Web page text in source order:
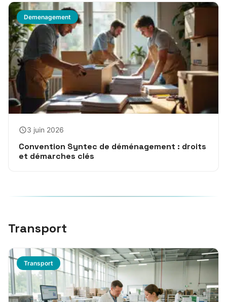
Demenagement
3 juin 2026
Convention Syntec de déménagement : droits
et démarches clés
Transport
Transport